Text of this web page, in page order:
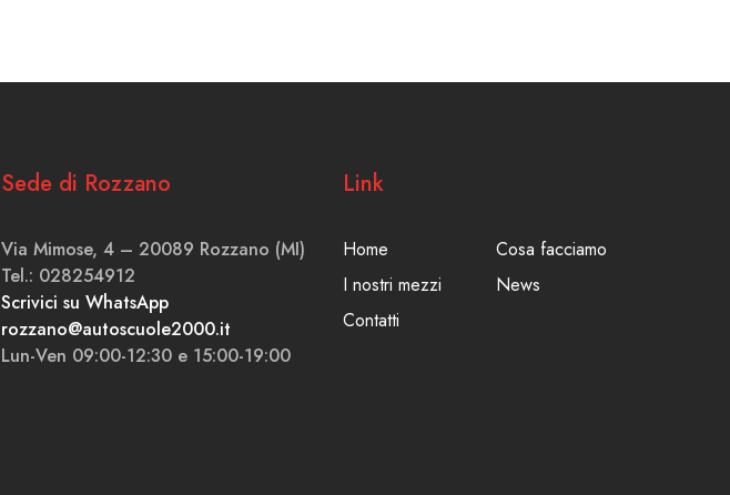
Sede di Rozzano
Via Mimose, 4 – 20089 Rozzano (MI)
Tel.: 028254912
Scrivici su WhatsApp
rozzano@autoscuole2000.it
Lun-Ven 09:00-12:30 e 15:00-19:00
Link
Home
Cosa facciamo
I nostri mezzi
News
Contatti